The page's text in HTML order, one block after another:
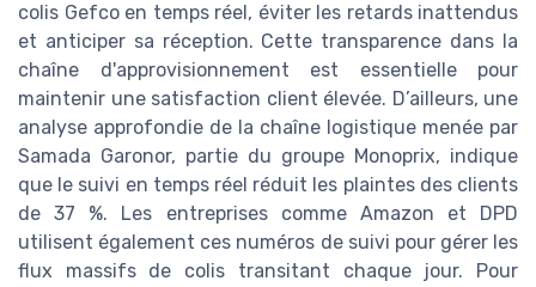
colis Gefco en temps réel, éviter les retards inattendus
et anticiper sa réception. Cette transparence dans la
chaîne d'approvisionnement est essentielle pour
maintenir une satisfaction client élevée. D’ailleurs, une
analyse approfondie de la chaîne logistique menée par
Samada Garonor, partie du groupe Monoprix, indique
que le suivi en temps réel réduit les plaintes des clients
de 37 %. Les entreprises comme Amazon et DPD
utilisent également ces numéros de suivi pour gérer les
flux massifs de colis transitant chaque jour. Pour